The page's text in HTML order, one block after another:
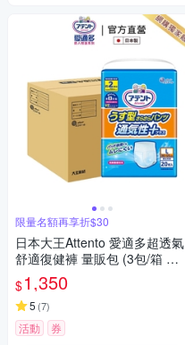
限量名額再享折$30
日本大王Attento 愛適多超透氣
舒適復健褲 量販包 (3包/箱 箱
購)
$1,350
5 (7)
活動 券